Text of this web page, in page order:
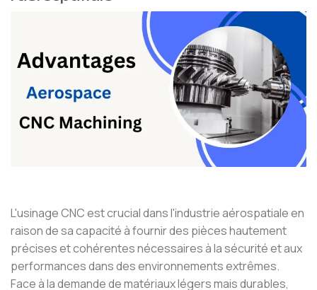
L'usinage CNC est crucial dans l'industrie aérospatiale en
raison de sa capacité à fournir des pièces hautement
précises et cohérentes nécessaires à la sécurité et aux
performances dans des environnements extrêmes.
Face à la demande de matériaux légers mais durables,